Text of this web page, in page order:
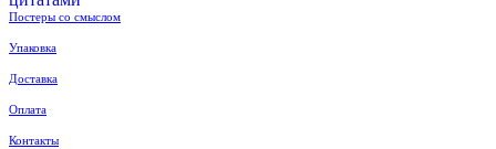
Постеры со смыслом
Упаковка
Доставка
Оплата
Контакты